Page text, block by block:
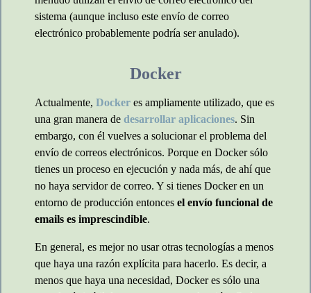
sistema (aunque incluso este envío de correo
electrónico probablemente podría ser anulado).
Docker
Actualmente, Docker es ampliamente utilizado, que es
una gran manera de desarrollar aplicaciones. Sin
embargo, con él vuelves a solucionar el problema del
envío de correos electrónicos. Porque en Docker sólo
tienes un proceso en ejecución y nada más, de ahí que
no haya servidor de correo. Y si tienes Docker en un
entorno de producción entonces el envío funcional de
emails es imprescindible.
En general, es mejor no usar otras tecnologías a menos
que haya una razón explícita para hacerlo. Es decir, a
menos que haya una necesidad, Docker es sólo una